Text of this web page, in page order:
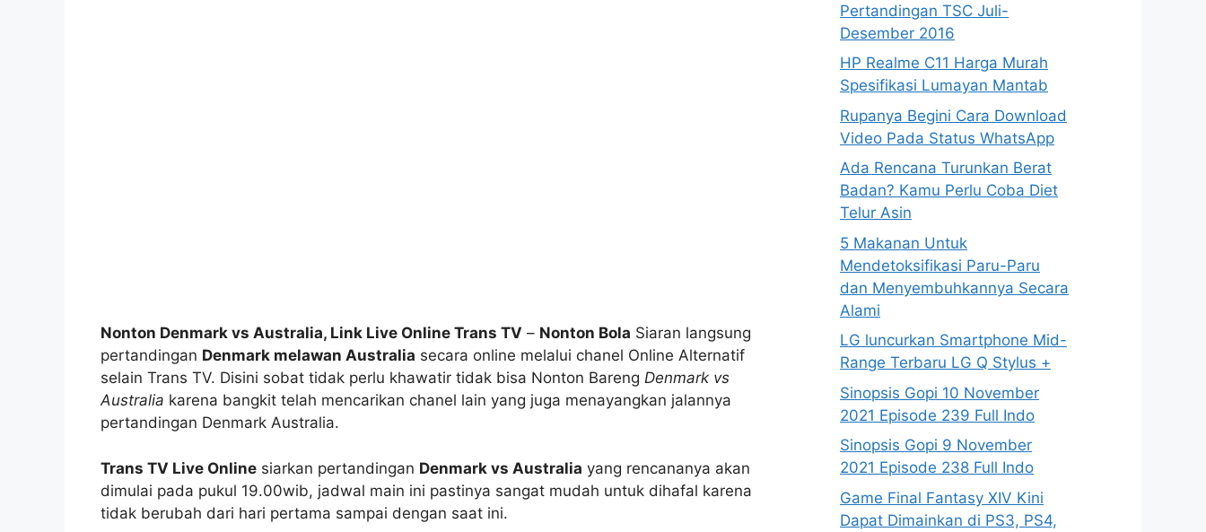
Nonton Denmark vs Australia, Link Live Online Trans TV – Nonton Bola Siaran langsung
pertandingan Denmark melawan Australia secara online melalui chanel Online Alternatif
selain Trans TV. Disini sobat tidak perlu khawatir tidak bisa Nonton Bareng Denmark vs
Australia karena bangkit telah mencarikan chanel lain yang juga menayangkan jalannya
pertandingan Denmark Australia.
Trans TV Live Online siarkan pertandingan Denmark vs Australia yang rencananya akan
dimulai pada pukul 19.00wib, jadwal main ini pastinya sangat mudah untuk dihafal karena
tidak berubah dari hari pertama sampai dengan saat ini.
Pertandingan TSC Juli-
Desember 2016
HP Realme C11 Harga Murah
Spesifikasi Lumayan Mantab
Rupanya Begini Cara Download
Video Pada Status WhatsApp
Ada Rencana Turunkan Berat
Badan? Kamu Perlu Coba Diet
Telur Asin
5 Makanan Untuk
Mendetoksifikasi Paru-Paru
dan Menyembuhkannya Secara
Alami
LG luncurkan Smartphone Mid-
Range Terbaru LG Q Stylus +
Sinopsis Gopi 10 November
2021 Episode 239 Full Indo
Sinopsis Gopi 9 November
2021 Episode 238 Full Indo
Game Final Fantasy XIV Kini
Dapat Dimainkan di PS3, PS4,